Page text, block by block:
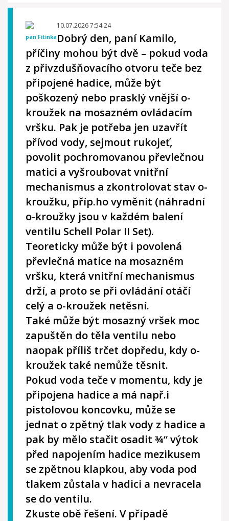
pan Fitinka
10.07.2026 7:54:24
Dobrý den, paní Kamilo,
příčiny mohou být dvě – pokud voda
z přivzdušňovacího otvoru teče bez
připojené hadice, může být
poškozený nebo prasklý vnější o-
kroužek na mosazném ovládacím
vršku. Pak je potřeba jen uzavřít
přívod vody, sejmout rukojeť,
povolit pochromovanou převlečnou
matici a vyšroubovat vnitřní
mechanismus a zkontrolovat stav o-
kroužku, příp.ho vyměnit (náhradní
o-kroužky jsou v každém balení
ventilu Schell Polar II Set).
Teoreticky může být i povolená
převlečná matice na mosazném
vršku, která vnitřní mechanismus
drží, a proto se při ovládání otáčí
celý a o-kroužek netěsní.
Také může být mosazný vršek moc
zapuštěn do těla ventilu nebo
naopak příliš trčet dopředu, kdy o-
kroužek také nemůže těsnit.
Pokud voda teče v momentu, kdy je
připojena hadice a má např.i
pistolovou koncovku, může se
jednat o zpětný tlak vody z hadice a
pak by mělo stačit osadit ¾“ výtok
před napojením hadice mezikusem
se zpětnou klapkou, aby voda pod
tlakem zůstala v hadici a nevracela
se do ventilu.
Zkuste obě řešení. V případě